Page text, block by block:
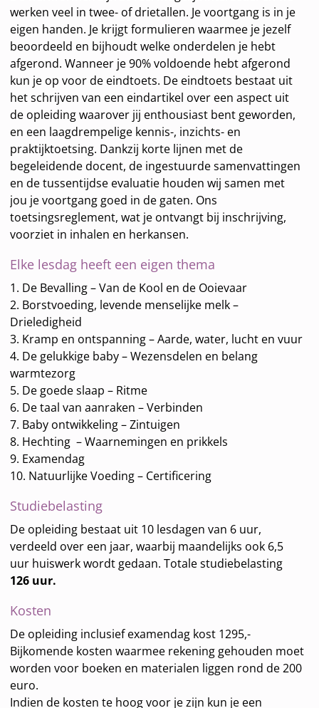
werken veel in twee- of drietallen. Je voortgang is in je
eigen handen. Je krijgt formulieren waarmee je jezelf
beoordeeld en bijhoudt welke onderdelen je hebt
afgerond. Wanneer je 90% voldoende hebt afgerond
kun je op voor de eindtoets. De eindtoets bestaat uit
het schrijven van een eindartikel over een aspect uit
de opleiding waarover jij enthousiast bent geworden,
en een laagdrempelige kennis-, inzichts- en
praktijktoetsing. Dankzij korte lijnen met de
begeleidende docent, de ingestuurde samenvattingen
en de tussentijdse evaluatie houden wij samen met
jou je voortgang goed in de gaten. Ons
toetsingsreglement, wat je ontvangt bij inschrijving,
voorziet in inhalen en herkansen.
Elke lesdag heeft een eigen thema
1. De Bevalling – Van de Kool en de Ooievaar
2. Borstvoeding, levende menselijke melk –
Drieledigheid
3. Kramp en ontspanning – Aarde, water, lucht en vuur
4. De gelukkige baby – Wezensdelen en belang
warmtezorg
5. De goede slaap – Ritme
6. De taal van aanraken – Verbinden
7. Baby ontwikkeling – Zintuigen
8. Hechting – Waarnemingen en prikkels
9. Examendag
10. Natuurlijke Voeding – Certificering
Studiebelasting
De opleiding bestaat uit 10 lesdagen van 6 uur,
verdeeld over een jaar, waarbij maandelijks ook 6,5
uur huiswerk wordt gedaan. Totale studiebelasting
126 uur.
Kosten
De opleiding inclusief examendag kost 1295,-
Bijkomende kosten waarmee rekening gehouden moet
worden voor boeken en materialen liggen rond de 200
euro.
Indien de kosten te hoog voor je zijn kun je een